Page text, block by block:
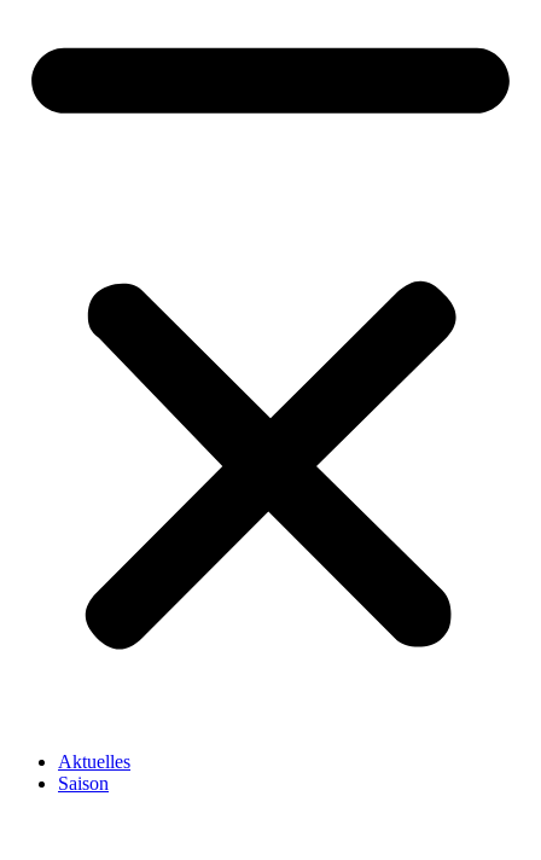
Aktuelles
Saison